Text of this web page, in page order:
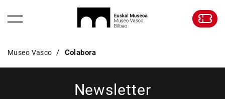
Museo Vasco Colabora
Newsletter